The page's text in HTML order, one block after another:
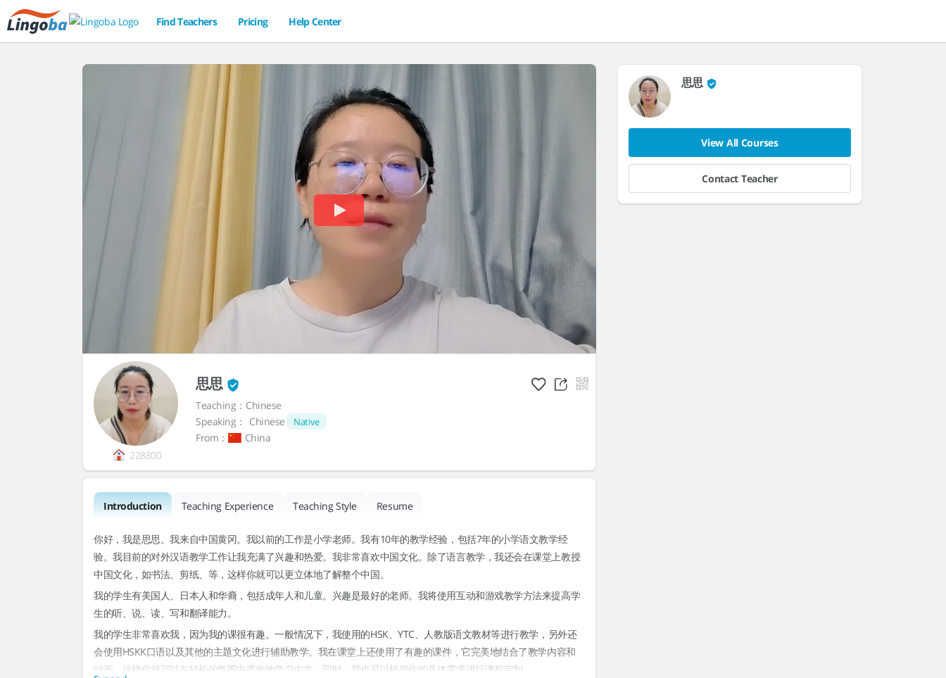
Find Teachers Pricing Help Center
228800
思思
Teaching：Chinese
Speaking：
Chinese Native
From： China
Introduction Teaching Experience Teaching Style Resume
你好，我是思思。我来自中国黄冈。我以前的工作是小学老师。我有10年的教学经验，包括7年的小学语文教学经
验。我目前的对外汉语教学工作让我充满了兴趣和热爱。我非常喜欢中国文化。除了语言教学，我还会在课堂上教授
中国文化，如书法、剪纸、等，这样你就可以更立体地了解整个中国。
我的学生有美国人、日本人和华裔，包括成年人和儿童。兴趣是最好的老师。我将使用互动和游戏教学方法来提高学
生的听、说、读、写和翻译能力。
我的学生非常喜欢我，因为我的课很有趣。一般情况下，我使用的HSK、YTC、人教版语文教材等进行教学，另外还
会使用HSKK口语以及其他的主题文化进行辅助教学。我在课堂上还使用了有趣的课件，它完美地结合了教学内容和
动画，这样你就可以在轻松的氛围中高效地学习中文。同时，我也可以根据你的具体需求进行课程定制。
思思
View All Courses
Contact Teacher